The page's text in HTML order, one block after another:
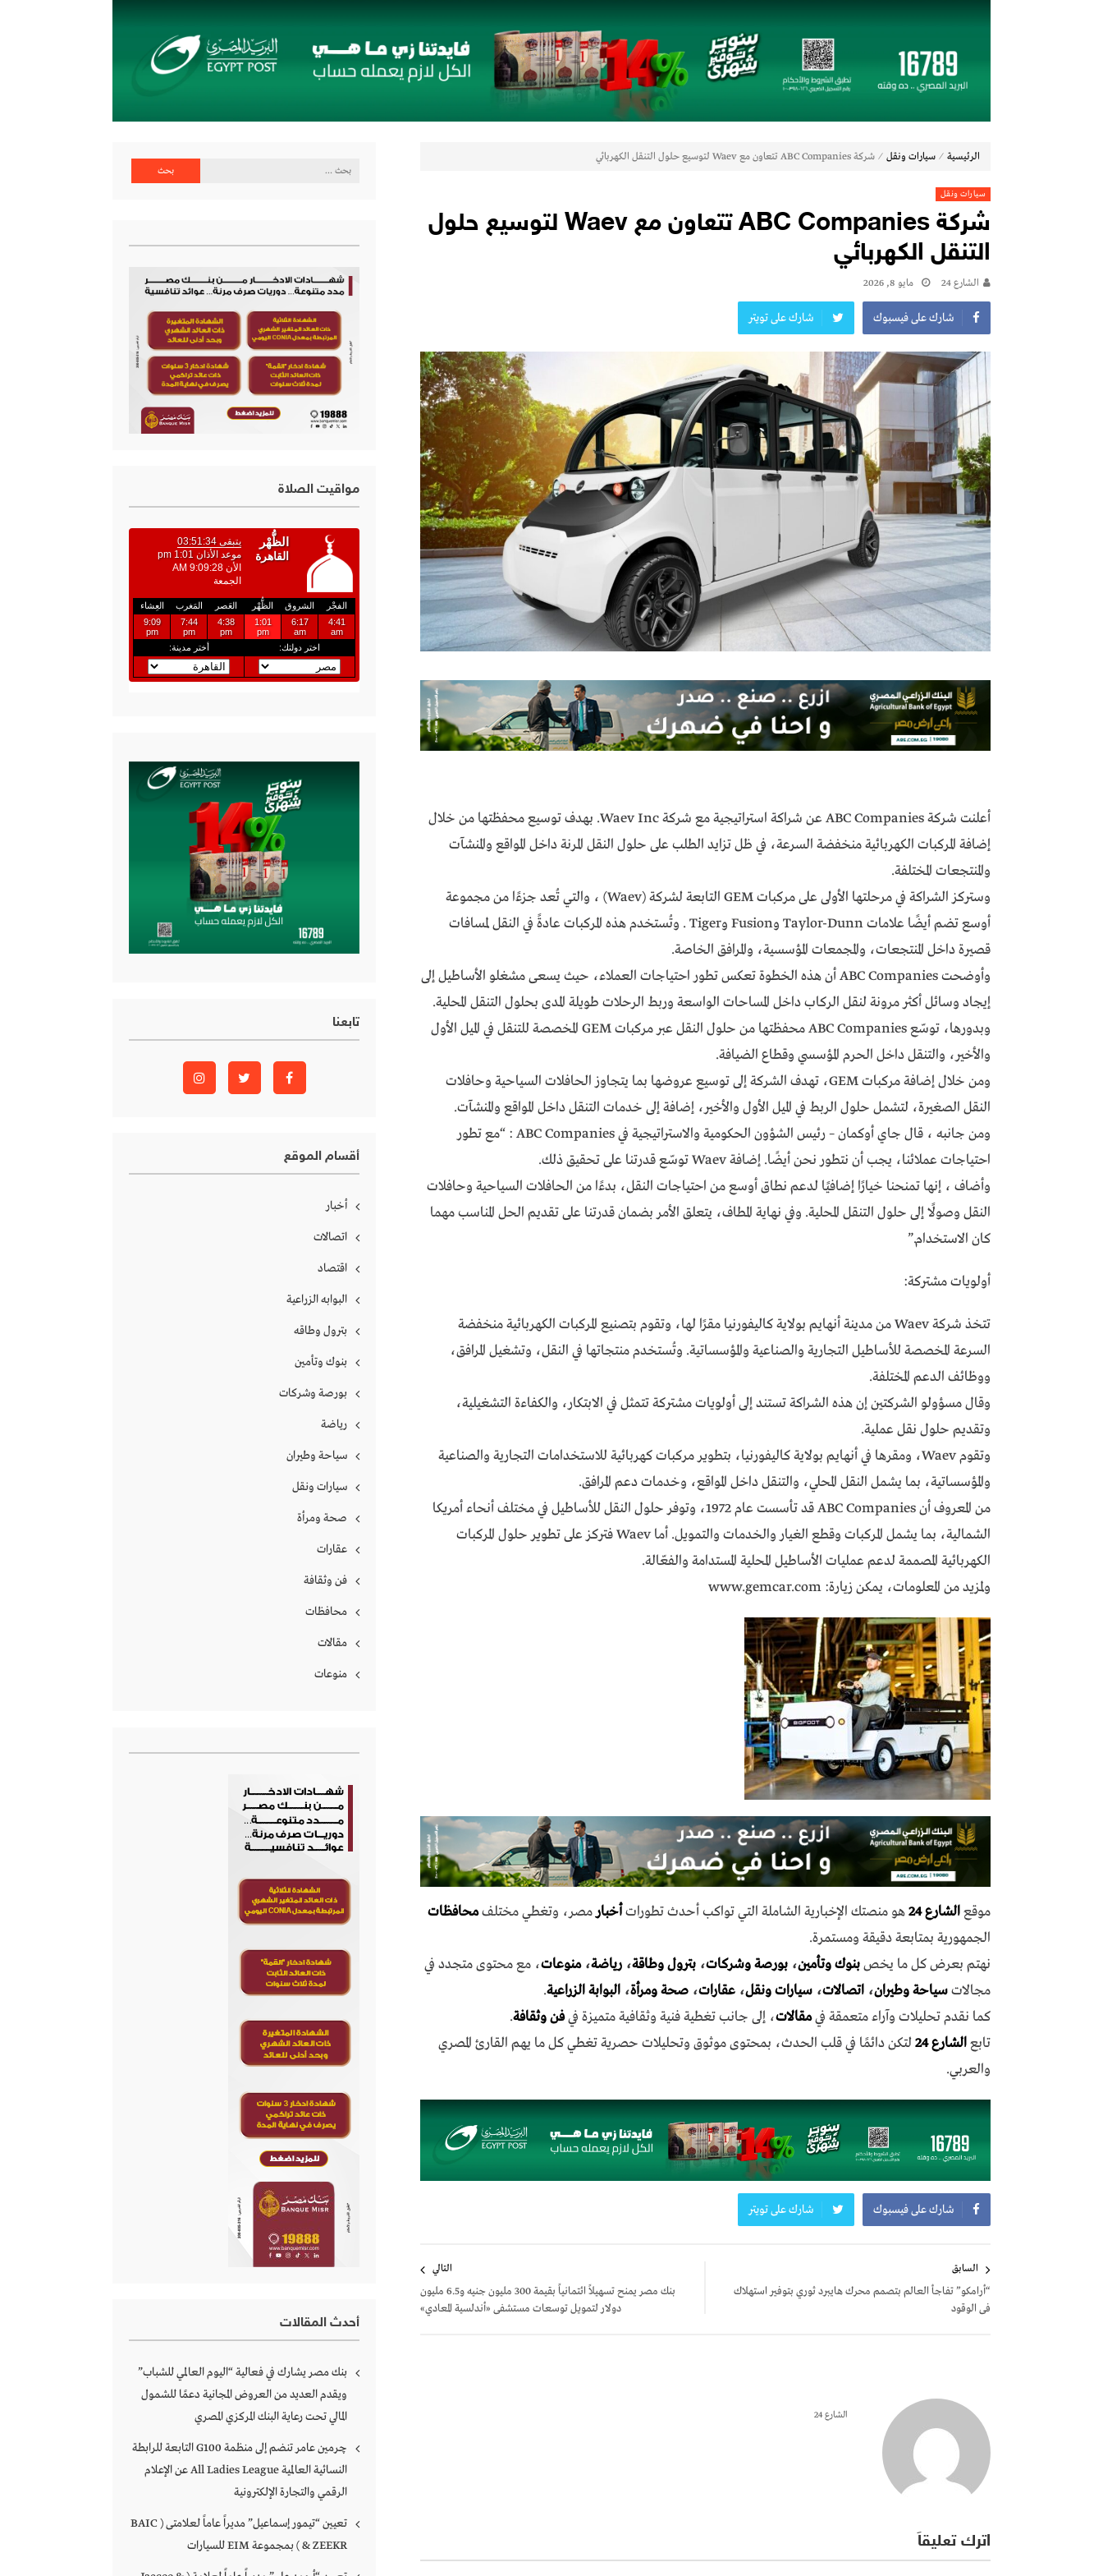
إي اف چي فاينانس تستعرض خطط نمو «بلد» لتعزيز حضورها في سوق تحويلات المصريين بالخارج
(Zoox) تكشف عن الجيل الجديد من “روبوتاكسي” وتستعد لإنتاج 100 وحدة أسبوعياً
مجموعة عز العرب السويدي للاستثمارات توقّع شراكة استراتيجية مع أومودا وجايكو باستثمار 5 مليار جنيه لدعم قطاع السيارات في مصر
19 نوفمبر.. إنطلاق 《أوتو إكس》 أكبر معرض لموزعين السيارات المعتمدين في مصر
أكبر بطارية في تاريخ سلسلة vivo Y تشعل المنافسة في مصر مع إطلاق vivo Y500، المزود ببطارية BlueVolt رائدة بسعة 8100 مللي أمبير
چرمين عامر تنضم إلى منظمة G100 التابعة للرابطة النسائية العالمية All Ladies League عن الإعلام الرقمي والتجارة الإلكترونية
تعيين “تيمور إسماعيل” مديراً عاماً لعلامتى ( BAIC & ZEEKR ) بمجموعة EIM للسيارات
الرئيسية ⁄ سيارات ونقل ⁄ شركة ABC Companies تتعاون مع Waev لتوسيع حلول التنقل الكهربائي
سيارات ونقل
شركة ABC Companies تتعاون مع Waev لتوسيع حلول
التنقل الكهربائي
الشارع 24 مايو 8, 2026
شارك على فيسبوك شارك على تويتر
أعلنت شركة ABC Companies عن شراكة استراتيجية مع شركة Waev Inc. بهدف توسيع محفظتها من خلال
إضافة المركبات الكهربائية منخفضة السرعة، في ظل تزايد الطلب على حلول النقل المرنة داخل المواقع والمنشآت
والمنتجعات المختلفة.
وستركز الشراكة في مرحلتها الأولى على مركبات GEM التابعة لشركة (Waev) ، والتي تُعد جزءًا من مجموعة
أوسع تضم أيضًا علامات Taylor-Dunn وFusion وTiger . وتُستخدم هذه المركبات عادةً في النقل لمسافات
قصيرة داخل المنتجعات، والمجمعات المؤسسية، والمرافق الخاصة.
وأوضحت ABC Companies أن هذه الخطوة تعكس تطور احتياجات العملاء، حيث يسعى مشغلو الأساطيل إلى
إيجاد وسائل أكثر مرونة لنقل الركاب داخل المساحات الواسعة وربط الرحلات طويلة المدى بحلول التنقل المحلية.
وبدورها، توسّع ABC Companies محفظتها من حلول النقل عبر مركبات GEM المخصصة للتنقل في الميل الأول
والأخير، والتنقل داخل الحرم المؤسسي وقطاع الضيافة.
ومن خلال إضافة مركبات GEM، تهدف الشركة إلى توسيع عروضها بما يتجاوز الحافلات السياحية وحافلات
النقل الصغيرة، لتشمل حلول الربط في الميل الأول والأخير، إضافة إلى خدمات التنقل داخل المواقع والمنشآت.
ومن جانبه ، قال جاي أوكمان – رئيس الشؤون الحكومية والاستراتيجية في ABC Companies : “مع تطور
احتياجات عملائنا، يجب أن نتطور نحن أيضًا. إضافة Waev توسّع قدرتنا على تحقيق ذلك.
وأضاف ، إنها تمنحنا خيارًا إضافيًا لدعم نطاق أوسع من احتياجات النقل، بدءًا من الحافلات السياحية وحافلات
النقل وصولًا إلى حلول التنقل المحلية. وفي نهاية المطاف، يتعلق الأمر بضمان قدرتنا على تقديم الحل المناسب مهما
كان الاستخدام.”
أولويات مشتركة:
تتخذ شركة Waev من مدينة أنهايم بولاية كاليفورنيا مقرًا لها، وتقوم بتصنيع المركبات الكهربائية منخفضة
السرعة المخصصة للأساطيل التجارية والصناعية والمؤسساتية. وتُستخدم منتجاتها في النقل، وتشغيل المرافق،
ووظائف الدعم المختلفة.
وقال مسؤولو الشركتين إن هذه الشراكة تستند إلى أولويات مشتركة تتمثل في الابتكار، والكفاءة التشغيلية،
وتقديم حلول نقل عملية.
وتقوم Waev، ومقرها في أنهايم بولاية كاليفورنيا، بتطوير مركبات كهربائية للاستخدامات التجارية والصناعية
والمؤسساتية، بما يشمل النقل المحلي، والتنقل داخل المواقع، وخدمات دعم المرافق.
من المعروف أن ABC Companies قد تأسست عام 1972، وتوفر حلول النقل للأساطيل في مختلف أنحاء أمريكا
الشمالية، بما يشمل المركبات وقطع الغيار والخدمات والتمويل. أما Waev فتركز على تطوير حلول المركبات
الكهربائية المصممة لدعم عمليات الأساطيل المحلية المستدامة والفعّالة.
ولمزيد من المعلومات، يمكن زيارة: www.gemcar.com
موقعالشارع 24 هو منصتك الإخبارية الشاملة التي تواكب أحدث تطوراتأخبار مصر، وتغطي مختلفمحافظات
الجمهورية بمتابعة دقيقة ومستمرة.
نهتم بعرض كل ما يخصبنوك وتأمين، بورصة وشركات، بترول وطاقة، رياضة،منوعات، مع محتوى متجدد في
مجالاتسياحة وطيران، اتصالات، سيارات ونقل، عقارات، صحة ومرأة، البوابة الزراعية.
كما نقدم تحليلات وآراء متعمقة فيمقالات، إلى جانب تغطية فنية وثقافية متميزة فيفن وثقافة.
تابعالشارع 24
لتكن دائمًا في قلب الحدث، بمحتوى موثوق وتحليلات حصرية تغطي كل ما يهم القارئ المصري
والعربي.
شارك على فيسبوك شارك على تويتر
المقالات
السابق
“أرامكو” تفاجأ العالم بتصمم محرك هايبرد ثوري بتوفير استهلاك
فى الوقود
التالي
بنك مصر يمنح تسهيلاً ائتمانياً بقيمة 300 مليون جنيه و6.5 مليون
دولار لتمويل توسعات مستشفى «أندلسية المعادي»
الشارع 24
اترك تعليقاً
البحث
مواقيت الصلاة
تابعنا
أقسام الموقع
أخبار
اتصالات
اقتصاد
البوابه الزراعية
بترول وطاقه
بنوك وتأمين
بورصة وشركات
رياضة
سياحة وطيران
سيارات ونقل
صحة ومرأة
عقارات
فن وثقافة
محافظات
مقالات
منوعات
أحدث المقالات
بنك مصر يشارك في فعالية “اليوم العالمي للشباب”
ويقدم العديد من العروض المجانية دعمًا للشمول
المالي تحت رعاية البنك المركزي المصري
چرمين عامر تنضم إلى منظمة G100 التابعة للرابطة
النسائية العالمية All Ladies League عن الإعلام
الرقمي والتجارة الإلكترونية
تعيين “تيمور إسماعيل” مديراً عاماً لعلامتى ( BAIC
& ZEEKR ) بمجموعة EIM للسيارات